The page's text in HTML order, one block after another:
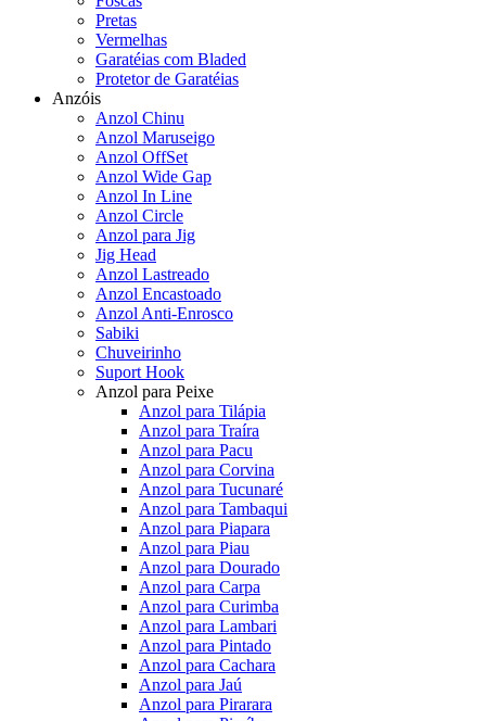
Pretas
Vermelhas
Garatéias com Bladed
Protetor de Garatéias
Anzóis
Anzol Chinu
Anzol Maruseigo
Anzol OffSet
Anzol Wide Gap
Anzol In Line
Anzol Circle
Anzol para Jig
Jig Head
Anzol Lastreado
Anzol Encastoado
Anzol Anti-Enrosco
Sabiki
Chuveirinho
Suport Hook
Anzol para Peixe
Anzol para Tilápia
Anzol para Traíra
Anzol para Pacu
Anzol para Corvina
Anzol para Tucunaré
Anzol para Tambaqui
Anzol para Piapara
Anzol para Piau
Anzol para Dourado
Anzol para Carpa
Anzol para Curimba
Anzol para Lambari
Anzol para Pintado
Anzol para Cachara
Anzol para Jaú
Anzol para Pirarara